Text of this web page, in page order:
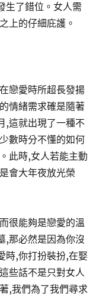
生了錯位。女人需
上的仔細庇護。
戀愛時所超長發揚
情緒需求確是隨著
,這就出現了一種不
數時分不懂的如何
此時,女人若能主動
會大年夜放光榮
能夠是戀愛的溫
,那必然是因為你沒
時,你打扮裝扮,在娶
些話不是只對女人
,我們為了我們尋求